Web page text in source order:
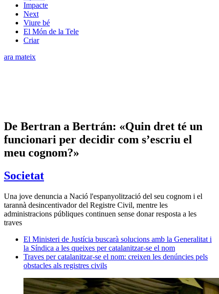
Impacte
Next
Viure bé
El Món de la Tele
Criar
ara mateix
De Bertran a Bertrán: «Quin dret té un
funcionari per decidir com s’escriu el
meu cognom?»
Societat
Una jove denuncia a Nació l'espanyolització del seu cognom i el
tarannà desincentivador del Registre Civil, mentre les
administracions públiques continuen sense donar resposta a les
traves
El Ministeri de Justícia buscarà solucions amb la Generalitat i
la Síndica a les queixes per catalanitzar-se el nom
Traves per catalanitzar-se el nom: creixen les denúncies pels
obstacles als registres civils